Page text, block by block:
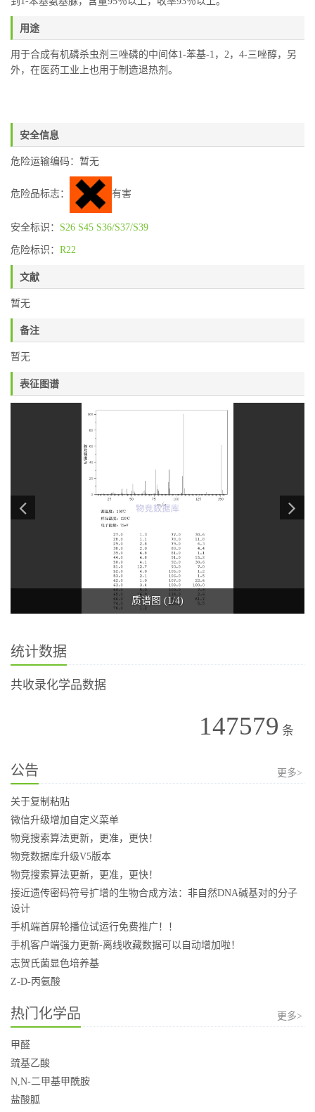
用途
用于合成有机磷杀虫剂三唑磷的中间体1-苯基-1，2，4-三唑醇，另
外，在医药工业上也用于制造退热剂。
安全信息
危险运输编码：暂无
危险品标志： 有害
安全标识： S26 S45 S36/S37/S39
危险标识： R22
文献
暂无
备注
暂无
表征图谱
质谱图 (1/4)
统计数据
共收录化学品数据
147579 条
公告 更多>
关于复制粘贴
微信升级增加自定义菜单
物竞搜索算法更新，更准，更快！
物竞数据库升级V5版本
物竞搜索算法更新，更准，更快！
接近遗传密码符号扩增的生物合成方法：非自然DNA碱基对的分子
设计
手机端首屏轮播位试运行免费推广！！
手机客户端强力更新-离线收藏数据可以自动增加啦！
志贺氏菌显色培养基
Z-D-丙氨酸
热门化学品 更多>
甲醛
巯基乙酸
N,N-二甲基甲酰胺
盐酸胍